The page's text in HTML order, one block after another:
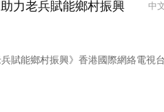
中
力老兵賦能鄉村振興
村振興》香港國際網絡電視台/2026.07.23